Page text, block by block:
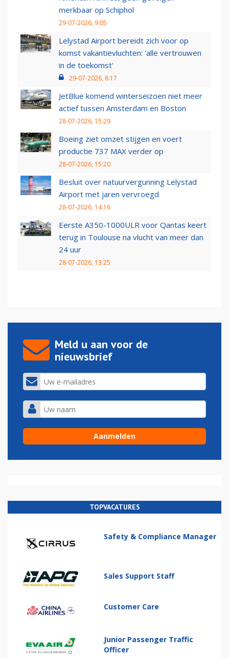
merkbaar op Schiphol
29-07-2026, 9:05
Lelystad Airport bereidt zich voor op
komst vakantievluchten: 'alle vertrouwen
in de toekomst'
29-07-2026, 8:17
JetBlue komend winterseizoen niet meer
actief tussen Amsterdam en Boston
28-07-2026, 15:29
Boeing ziet omzet stijgen en voert
productie 737 MAX verder op
28-07-2026, 15:20
Besluit over natuurvergunning Lelystad
Airport met jaren vervroegd
28-07-2026, 14:16
Eerste A350-1000ULR voor Qantas keert
terug in Toulouse na vlucht van meer dan
24 uur
28-07-2026, 13:25
Meld u aan voor de
nieuwsbrief
TOPVACATURES
Safety & Compliance Manager
Sales Support Staff
Customer Care
Junior Passenger Traffic
Officer